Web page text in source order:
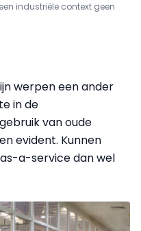
industriële context geen
werpen een ander
in de
van oude
evident. Kunnen
a-service dan wel